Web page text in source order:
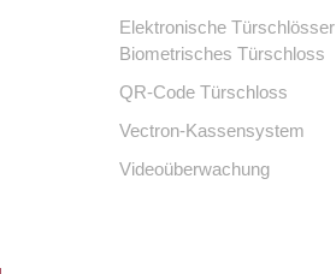
Elektronische Türschlösser
Biometrisches Türschloss
QR-Code Türschloss
Vectron-Kassensystem
Videoüberwachung